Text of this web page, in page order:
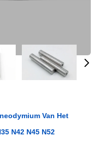
Van Het
N42 N45 N52